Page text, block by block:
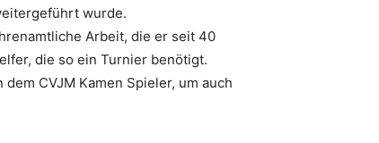
wurde.
Arbeit, die er seit 40
die so ein Turnier benötigt.
CVJM Kamen Spieler, um auch